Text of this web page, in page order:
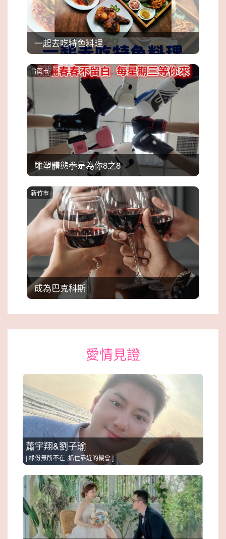
一起去吃特色料理
雕塑體態拳是為你8之8
台南市
成為巴克科斯
新竹市
愛情見證
蕭宇翔&劉子瑜
[ 緣份無所不在 ,抓住靠近的機會 ]